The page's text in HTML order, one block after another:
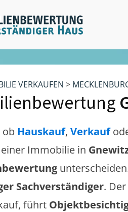
VERKAUFEN >
ob Hauskauf, Verkauf
einer Immobilie in
Sachverständiger.
führt